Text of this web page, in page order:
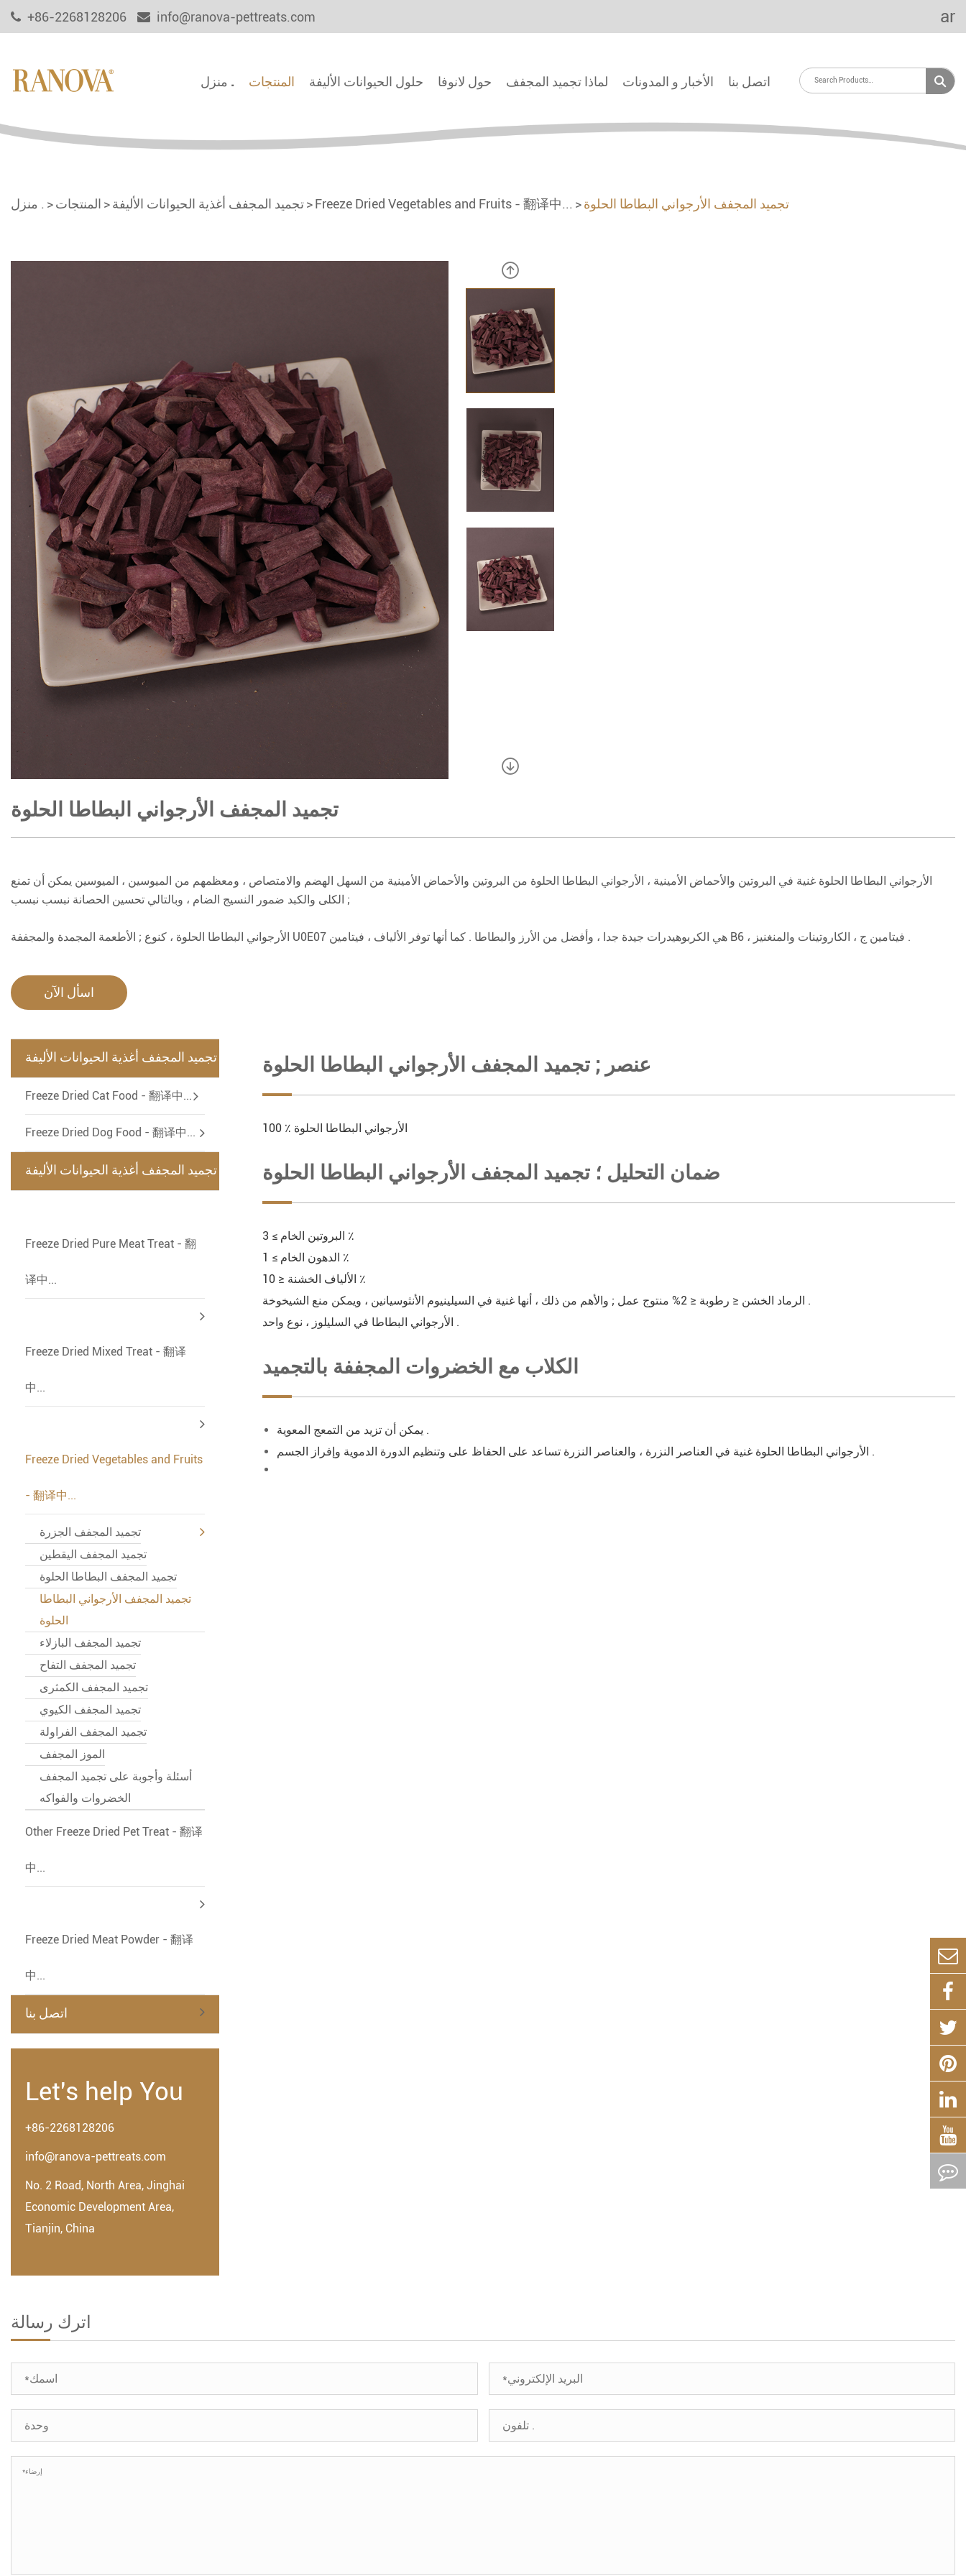
+86-2268128206 info@ranova-pettreats.com ar
منزل . المنتجات حلول الحيوانات الأليفة حول لانوفا لماذا تجميد المجفف الأخبار و المدونات اتصل بنا
منزل . المنتجات تجميد المجفف أغذية الحيوانات الأليفة Freeze Dried Vegetables and Fruits - 翻译中... تجميد المجفف الأرجواني البطاطا الحلوة
تجميد المجفف الأرجواني البطاطا الحلوة
الأرجواني البطاطا الحلوة غنية في البروتين والأحماض الأمينية ، الأرجواني البطاطا الحلوة من البروتين والأحماض الأمينية من السهل الهضم والامتصاص ، ومعظمهم من الميوسين ، الميوسين يمكن أن تمنع
الكلى والكبد ضمور النسيج الضام ، وبالتالي تحسين الحصانة نبسب نبسب ;
الأرجواني البطاطا الحلوة ، كنوع ; الأطعمة المجمدة والمجففة U0E07 هي الكربوهيدرات جيدة جدا ، وأفضل من الأرز والبطاطا . كما أنها توفر الألياف ، فيتامين B6 ، فيتامين ج ، الكاروتينات والمنغنيز .
اسأل الآن
تجميد المجفف أغذية الحيوانات الأليفة
Freeze Dried Cat Food - 翻译中...
Freeze Dried Dog Food - 翻译中...
تجميد المجفف أغذية الحيوانات الأليفة
Freeze Dried Pure Meat Treat - 翻
译中...
Freeze Dried Mixed Treat - 翻译
中...
Freeze Dried Vegetables and Fruits
- 翻译中...
تجميد المجفف الجزرة
تجميد المجفف اليقطين
تجميد المجفف البطاطا الحلوة
تجميد المجفف الأرجواني البطاطا
الحلوة
تجميد المجفف البازلاء
تجميد المجفف التفاح
تجميد المجفف الكمثرى
تجميد المجفف الكيوي
تجميد المجفف الفراولة
الموز المجفف
أسئلة وأجوبة على تجميد المجفف
الخضروات والفواكه
Other Freeze Dried Pet Treat - 翻译
中...
Freeze Dried Meat Powder - 翻译
中...
اتصل بنا
Let's help You
+86-2268128206
info@ranova-pettreats.com
No. 2 Road, North Area, Jinghai
Economic Development Area,
Tianjin, China
عنصر ; تجميد المجفف الأرجواني البطاطا الحلوة
100 ٪ الأرجواني البطاطا الحلوة
ضمان التحليل ؛ تجميد المجفف الأرجواني البطاطا الحلوة
البروتين الخام ≥ 3 ٪
الدهون الخام ≥ 1 ٪
الألياف الخشنة ≤ 10 ٪
الرماد الخشن ≤ رطوبة ≤ 2% منتوج عمل ; والأهم من ذلك ، أنها غنية في السيلينيوم الأنثوسيانين ، ويمكن منع الشيخوخة .
الأرجواني البطاطا في السليلوز ، نوع واحد .
الكلاب مع الخضروات المجففة بالتجميد
يمكن أن تزيد من التمعج المعوية .
الأرجواني البطاطا الحلوة غنية في العناصر النزرة ، والعناصر النزرة تساعد على الحفاظ على وتنظيم الدورة الدموية وإفراز الجسم .
اترك رسالة